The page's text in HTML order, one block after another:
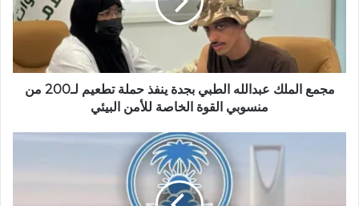
ب
مجمع الملك عبدالله الطبي بجدة ينفذ حملة تطعيم لـ200 من
منسوبي القوة الخاصة للأمن البيئي